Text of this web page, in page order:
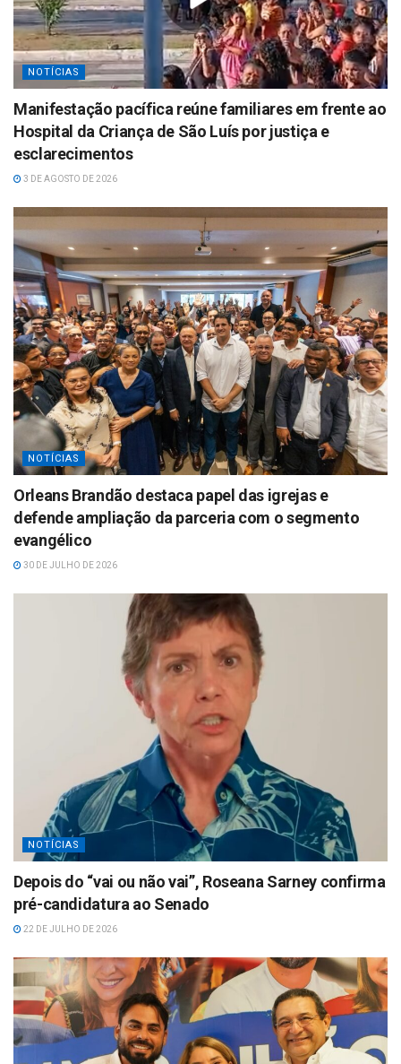
NOTÍCIAS
Manifestação pacífica reúne familiares em frente ao
Hospital da Criança de São Luís por justiça e
esclarecimentos
3 DE AGOSTO DE 2026
NOTÍCIAS
Orleans Brandão destaca papel das igrejas e
defende ampliação da parceria com o segmento
evangélico
30 DE JULHO DE 2026
NOTÍCIAS
Depois do “vai ou não vai”, Roseana Sarney confirma
pré-candidatura ao Senado
22 DE JULHO DE 2026